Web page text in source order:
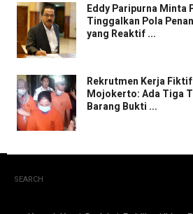
Eddy Paripurna Minta
Tinggalkan Pola
yang Reaktif ...
Rekrutmen Kerja
Mojokerto: Ada Tiga
Barang Bukti ...
SEARCH